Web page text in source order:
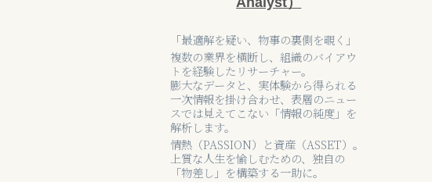
「最適解を疑い、物事の裏側を覗く」
複数の業界を横断し、組織のバイアウ
トを経験したリサーチャー。
膨大なデータと、実体験から得られる
一次情報を掛け合わせ、表層のニュー
スでは見えてこない「情報の純度」を
解析します。
情熱（PASSION）と資産（ASSET）。
上質な人生を愉しむための、独自の
「物差し」を構築する一助に。